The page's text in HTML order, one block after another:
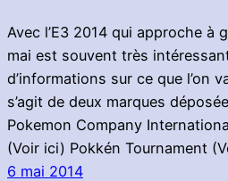
Avec l’E3 2014 qui approche à
mai est souvent très
d’informations sur ce que l’on
s’agit de deux marques
Pokemon Company
(Voir ici) Pokkén Tournament
6 mai 2014